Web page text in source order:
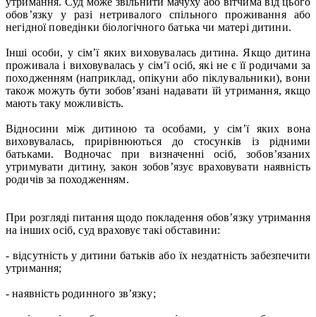
обов’язку у разі нетривалого спільного проживання або
негідної поведінки біологічного батька чи матері дитини.
Інші особи, у сім’ї яких виховувалась дитина. Якщо дитина
проживала і виховувалась у сім’ї осіб, які не є її родичами за
походженням (наприклад, опікуни або піклувальники), вони
також можуть бути зобов’язані надавати їй утримання, якщо
мають таку можливість.
Відносини між дитиною та особами, у сім’ї яких вона
виховувалась, прирівнюються до стосунків із рідними
батьками. Водночас при визначенні осіб, зобов’язаних
утримувати дитину, закон зобов’язує враховувати наявність
родичів за походженням.
При розгляді питання щодо покладення обов’язку утримання
на інших осіб, суд враховує такі обставини:
- відсутність у дитини батьків або їх нездатність забезпечити
утримання;
- наявність родинного зв’язку;